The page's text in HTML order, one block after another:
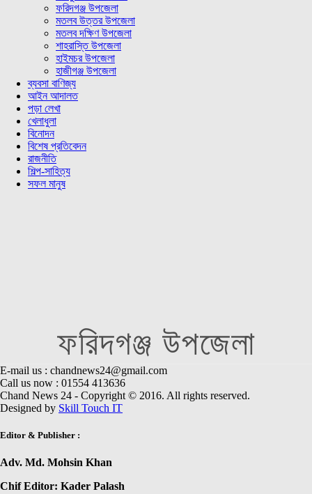
ফরিদগঞ্জ উপজেলা
মতলব উত্তর উপজেলা
মতলব দক্ষিণ উপজেলা
শাহরাস্তি উপজেলা
হাইমচর উপজেলা
হাজীগঞ্জ উপজেলা
ব্যবসা বাণিজ্য
আইন আদালত
পড়া লেখা
খেলাধুলা
বিনোদন
বিশেষ প্রতিবেদন
রাজনীতি
শিল্প-সাহিত্য
সফল মানুষ
ফরিদগঞ্জ উপজেলা
E-mail us : chandnews24@gmail.com
Call us now : 01554 413636
Chand News 24 - Copyright © 2016. All rights reserved.
Designed by Skill Touch IT
Editor & Publisher :
Adv. Md. Mohsin Khan
Chif Editor: Kader Palash